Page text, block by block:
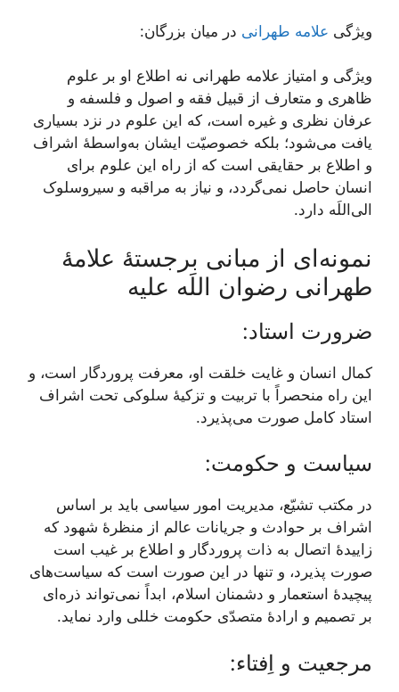
ویژگی علامه طهرانی در میان بزرگان:
ویژگی و امتیاز علامه طهرانی نه اطلاع او بر علوم
ظاهری و متعارف از قبیل فقه و اصول و فلسفه و
عرفان نظری و غیره است، که این علوم در نزد بسیاری
یافت می‌شود؛ بلکه خصوصیّت ایشان به‌واسطۀ اشراف
و اطلاع بر حقایقی است که از راه این علوم برای
انسان حاصل نمی‌گردد، و نیاز به مراقبه و سیروسلوک
الی‌اللَه دارد.
نمونه‌ای از مبانی برجستۀ علامۀ
طهرانی رضوان اللَه علیه
ضرورت استاد:
کمال انسان و غایت خلقت او، معرفت پروردگار است، و
این راه منحصراً با تربیت و تزکیۀ سلوکی تحت اشراف
استاد کامل صورت می‌پذیرد.
سیاست و حکومت:
در مکتب تشیّع، مدیریت امور سیاسی باید بر اساس
اشراف بر حوادث و جریانات عالم از منظرۀ شهود که
زاییدۀ اتصال به ذات پروردگار و اطلاع بر غیب است
صورت پذیرد، و تنها در این صورت است که سیاست‌های
پیچیدۀ استعمار و دشمنان اسلام، ابداً نمی‌تواند ذره‌ای
بر تصمیم و ارادۀ متصدّی حکومت خللی وارد نماید.
مرجعیت و اِفتاء: